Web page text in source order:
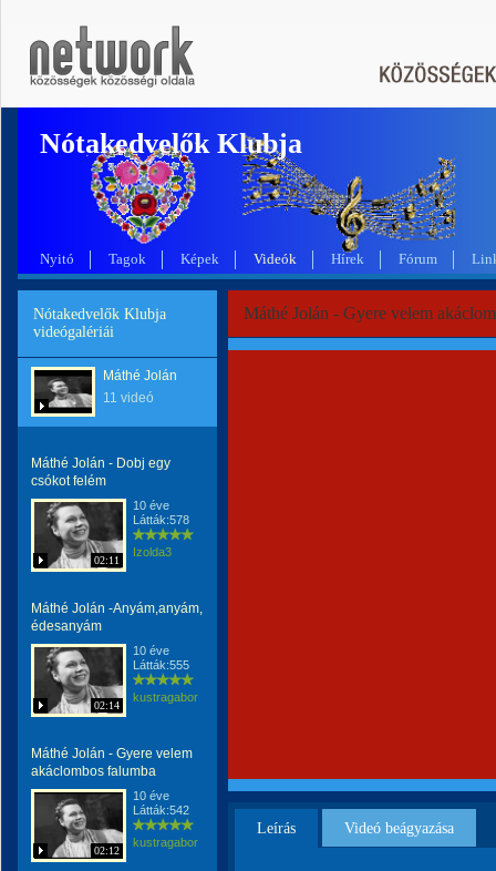
Nótakedvelők Klubja
Nyitó Tagok Képek Videók Hírek Fórum
Nótakedvelők Klubja
videógalériái
Máthé Jolán
11 videó
Máthé Jolán - Dobj egy
csókot felém
02:11
10 éve
Látták:578
Izolda3
Máthé Jolán -Anyám,anyám,
édesanyám
02:14
10 éve
Látták:555
kustragabor
Máthé Jolán - Gyere velem
akáclombos falumba
02:12
10 éve
Látták:542
kustragabor
Máthé Jolán - Gyere velem
Leírás Videó beágyazása